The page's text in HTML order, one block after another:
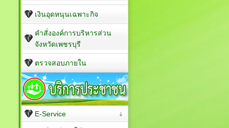
เงินอุดหนุนเฉพาะกิจ
คำสั่งองค์การบริหารส่วน
จังหวัดเพชรบุรี
ตรวจสอบภายใน
E-Service